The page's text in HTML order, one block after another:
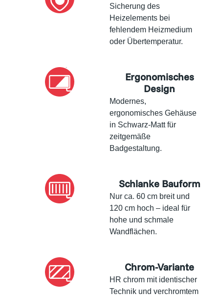
Sicherung des
Heizelements bei
fehlendem Heizmedium
oder Übertemperatur.
Ergonomisches
Design
Modernes,
ergonomisches Gehäuse
in Schwarz-Matt für
zeitgemäße
Badgestaltung.
Schlanke Bauform
Nur ca. 60 cm breit und
120 cm hoch – ideal für
hohe und schmale
Wandflächen.
Chrom-Variante
HR chrom mit identischer
Technik und verchromtem